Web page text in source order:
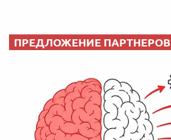
ПРЕДЛОЖЕНИЕ ПАРТНЕРОВ